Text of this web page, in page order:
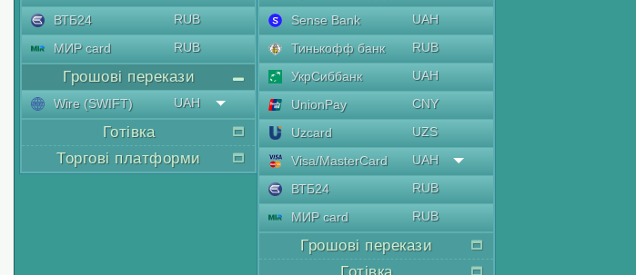
ВТБ24
RUB
МИР card
RUB
Грошові перекази
Wire (SWIFT) UAH
Готівка
Торгові платформи
Sense Bank
UAH
Тинькофф банк
RUB
УкрСиббанк
UAH
UnionPay
CNY
Uzcard
UZS
Visa/MasterCard
UAH
ВТБ24
RUB
МИР card
RUB
Грошові перекази